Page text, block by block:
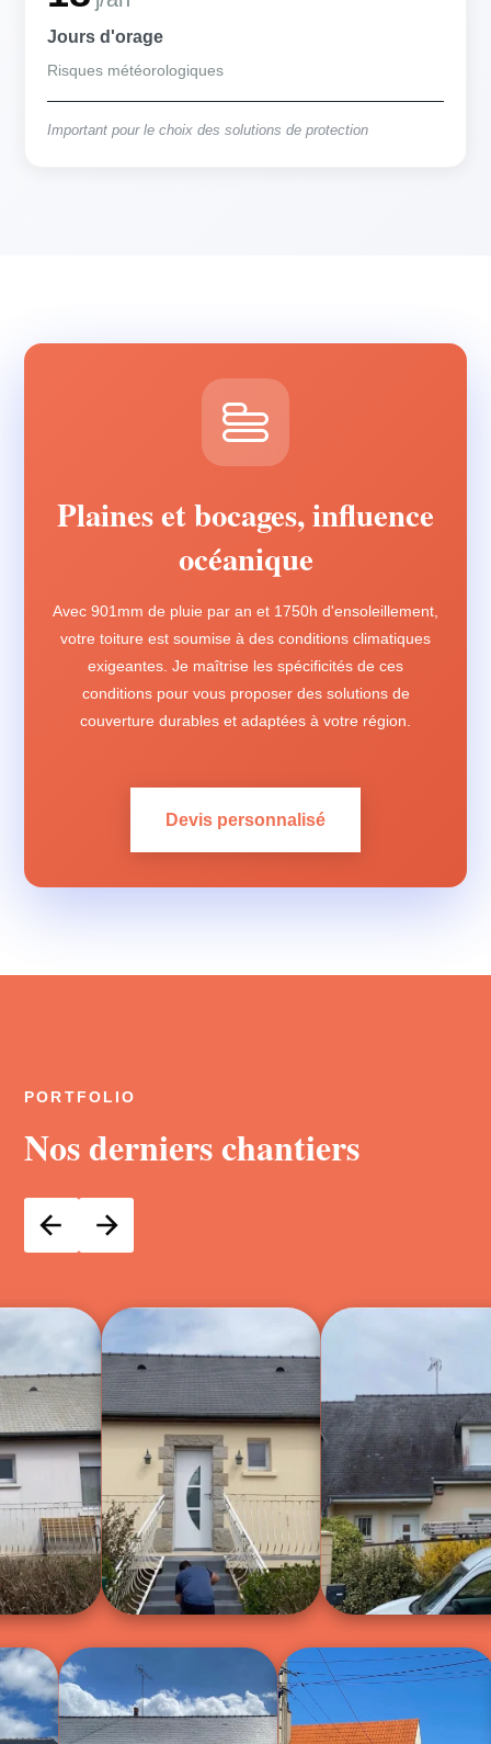
Jours d'orage
Risques météorologiques
Important pour le choix des solutions de protection
Plaines et bocages, influence
océanique
Avec 901mm de pluie par an et 1750h d'ensoleillement,
votre toiture est soumise à des conditions climatiques
exigeantes. Je maîtrise les spécificités de ces
conditions pour vous proposer des solutions de
couverture durables et adaptées à votre région.
Devis personnalisé
PORTFOLIO
Nos derniers chantiers